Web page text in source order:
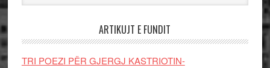
ARTIKUJT E FUNDIT
TRI POEZI PËR GJERGJ KASTRIOTIN-